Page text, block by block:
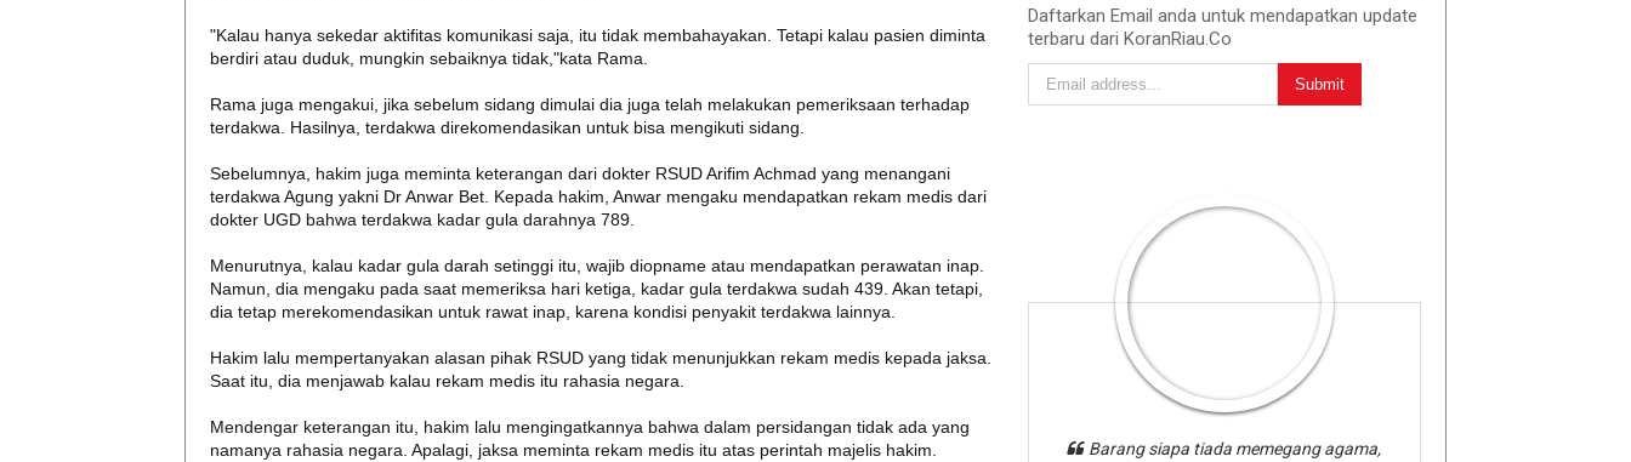
"Kalau hanya sekedar aktifitas komunikasi saja, itu tidak membahayakan. Tetapi kalau pasien diminta
berdiri atau duduk, mungkin sebaiknya tidak,"kata Rama.
Rama juga mengakui, jika sebelum sidang dimulai dia juga telah melakukan pemeriksaan terhadap
terdakwa. Hasilnya, terdakwa direkomendasikan untuk bisa mengikuti sidang.
Sebelumnya, hakim juga meminta keterangan dari dokter RSUD Arifim Achmad yang menangani
terdakwa Agung yakni Dr Anwar Bet. Kepada hakim, Anwar mengaku mendapatkan rekam medis dari
dokter UGD bahwa terdakwa kadar gula darahnya 789.
Menurutnya, kalau kadar gula darah setinggi itu, wajib diopname atau mendapatkan perawatan inap.
Namun, dia mengaku pada saat memeriksa hari ketiga, kadar gula terdakwa sudah 439. Akan tetapi,
dia tetap merekomendasikan untuk rawat inap, karena kondisi penyakit terdakwa lainnya.
Hakim lalu mempertanyakan alasan pihak RSUD yang tidak menunjukkan rekam medis kepada jaksa.
Saat itu, dia menjawab kalau rekam medis itu rahasia negara.
Mendengar keterangan itu, hakim lalu mengingatkannya bahwa dalam persidangan tidak ada yang
namanya rahasia negara. Apalagi, jaksa meminta rekam medis itu atas perintah majelis hakim.
Daftarkan Email anda untuk mendapatkan update
terbaru dari KoranRiau.Co
Barang siapa tiada memegang agama,